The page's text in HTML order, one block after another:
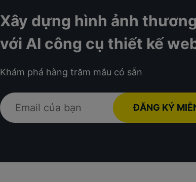
Xây dựng hình ảnh
với AI công cụ thiết kế
Khám phá hàng trăm mẫu có sẵn
ĐĂNG KÝ